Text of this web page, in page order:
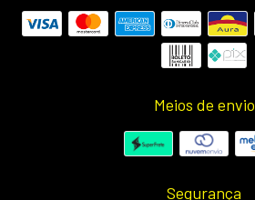
Meios de envio
Segurança